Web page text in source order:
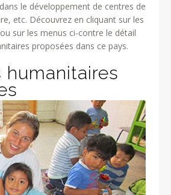
le développement de centres de
etc. Découvrez en cliquant sur les
sur les menus ci-contre le détail
proposées dans ce pays.
humanitaires